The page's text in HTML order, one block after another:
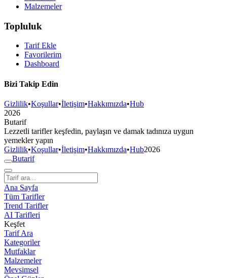
Malzemeler
Topluluk
Tarif Ekle
Favorilerim
Dashboard
Bizi Takip Edin
Gizlilik•Koşullar•İletişim•Hakkımızda•Hub
2026
Butarif
Lezzetli tarifler keşfedin, paylaşın ve damak tadınıza uygun
yemekler yapın
Gizlilik•Koşullar•İletişim•Hakkımızda•Hub2026
Butarif
Ana Sayfa
Tüm Tarifler
Trend Tarifler
AI Tarifleri
Keşfet
Tarif Ara
Kategoriler
Mutfaklar
Malzemeler
Mevsimsel